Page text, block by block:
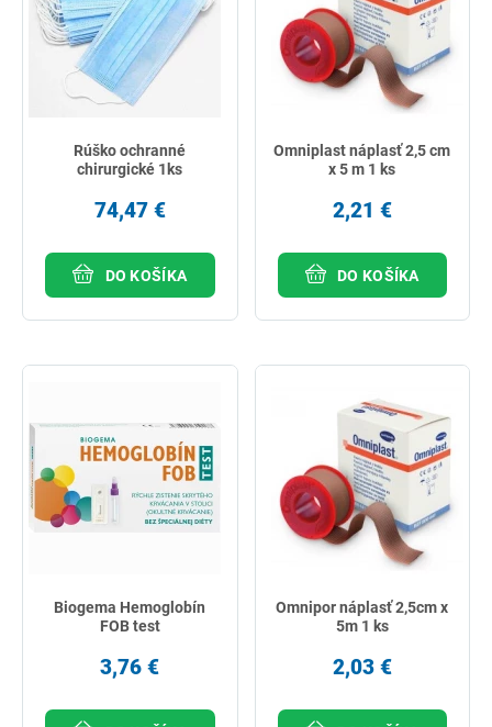
Rúško ochranné
chirurgické 1ks
74,47 €
DO KOŠÍKA
Omniplast náplasť 2,5 cm
x 5 m 1 ks
2,21 €
DO KOŠÍKA
Biogema Hemoglobín
FOB test
3,76 €
Omnipor náplasť 2,5cm x
5m 1 ks
2,03 €